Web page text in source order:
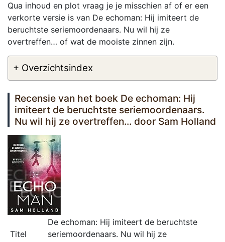
Qua inhoud en plot vraag je je misschien af of er een
verkorte versie is van De echoman: Hij imiteert de
beruchtste seriemoordenaars. Nu wil hij ze
overtreffen… of wat de mooiste zinnen zijn.
+ Overzichtsindex
Recensie van het boek De echoman: Hij
imiteert de beruchtste seriemoordenaars.
Nu wil hij ze overtreffen... door Sam Holland
Titel
De echoman: Hij imiteert de beruchtste
seriemoordenaars. Nu wil hij ze